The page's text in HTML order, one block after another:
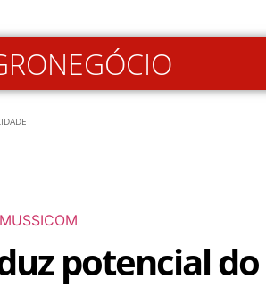
potencial do